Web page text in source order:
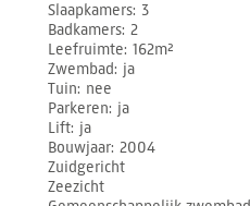
Slaapkamers 3
Badkamers 2
Leefruimte 162m²
Zwembad ja
Tuin nee
Parkeren ja
Lift ja
Bouwjaar 2004
Zuidgericht
Zeezicht